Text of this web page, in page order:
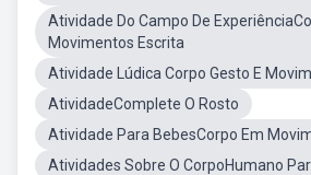
Atividade Do Campo De
Movimentos Escrita
Atividade Lúdica Corpo Gesto E
AtividadeComplete O Rosto
Atividade Para BebesCorpo Em
Atividades Sobre O CorpoHumano